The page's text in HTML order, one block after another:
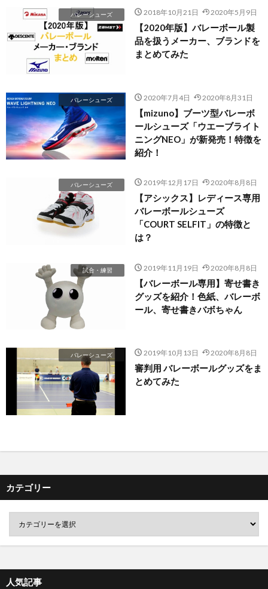
バレーシューズ 2018年10月21日 2020年5月9日
【2020年版】バレーボール製
品を扱うメーカー、ブランドを
まとめてみた
バレーシューズ 2020年7月4日 2020年8月31日
【mizuno】ブーツ型バレーボ
ールシューズ「ウエーブライト
ニングNEO」が新発売！特徴を
紹介！
バレーシューズ 2019年12月17日 2020年8月8日
【アシックス】レディース専用
バレーボールシューズ
「COURT SELFIT」の特徴と
は？
試合・練習 2019年11月19日 2020年8月8日
【バレーボール専用】寄せ書き
グッズを紹介！色紙、バレーボ
ール、寄せ書きバボちゃん
バレーシューズ 2019年10月13日 2020年8月8日
審判用 バレーボールグッズをま
とめてみた
カテゴリー
人気記事